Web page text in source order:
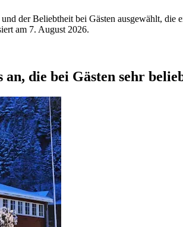
der Beliebtheit bei Gästen ausgewählt,
am 7. August 2026.
die bei Gästen sehr